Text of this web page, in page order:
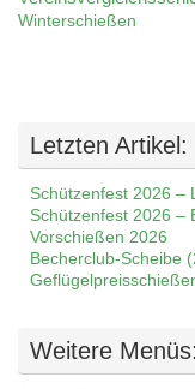
Winterschießen
Letzten Artikel:
Schützenfest 2026 –
Schützenfest 2026 –
Vorschießen 2026
Becherclub-Scheibe
Weitere Menüs: